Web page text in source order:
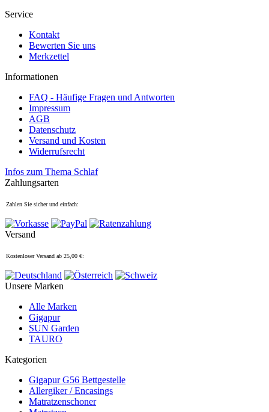
Service
Kontakt
Bewerten Sie uns
Merkzettel
Informationen
FAQ - Häufige Fragen und Antworten
Impressum
AGB
Datenschutz
Versand und Kosten
Widerrufsrecht
Infos zum Thema Schlaf
Zahlungsarten
Zahlen Sie sicher und einfach:
Versand
Kostenloser Versand ab 25,00 €:
Unsere Marken
Alle Marken
Gigapur
SUN Garden
TAURO
Kategorien
Gigapur G56 Bettgestelle
Allergiker / Encasings
Matratzenschoner